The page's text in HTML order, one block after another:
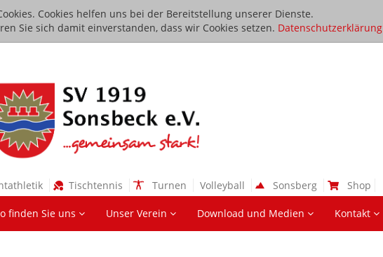
Cookies helfen uns bei der Bereitstellung unserer Dienste.
Sie sich damit einverstanden, dass wir Cookies setzen. Datenschutzerklärung
Tischtennis Turnen Volleyball Sonsberg Shop
finden Sie uns Unser Verein Download und Medien Kontakt